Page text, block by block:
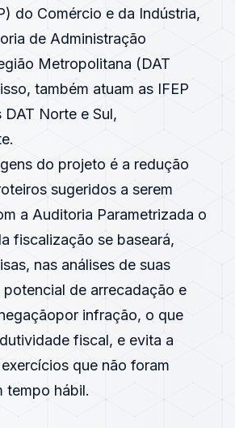
do Comércio e da Indústria,
de Administração
Metropolitana (DAT
também atuam as IFEP
DAT Norte e Sul,
do projeto é a redução
sugeridos a serem
a Auditoria Parametrizada o
fiscalização se baseará,
nas análises de suas
potencial de arrecadação e
por infração, o que
fiscal, e evita a
que não foram
tempo hábil.